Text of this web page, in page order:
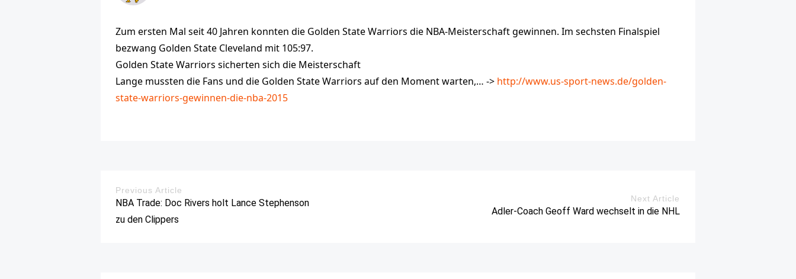
Zum ersten Mal seit 40 Jahren konnten die Golden State Warriors die NBA-Meisterschaft gewinnen. Im sechsten Finalspiel
bezwang Golden State Cleveland mit 105:97.
Golden State Warriors sicherten sich die Meisterschaft
Lange mussten die Fans und die Golden State Warriors auf den Moment warten,… -> http://www.us-sport-news.de/golden-
state-warriors-gewinnen-die-nba-2015
Previous Article
NBA Trade: Doc Rivers holt Lance Stephenson
zu den Clippers
Next Article
Adler-Coach Geoff Ward wechselt in die NHL